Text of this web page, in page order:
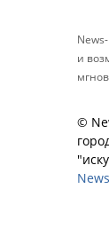
и
©